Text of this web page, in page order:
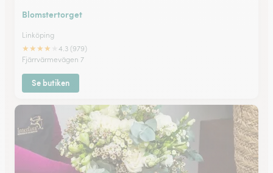
Blomstertorget
Linköping
★★★★
4.3 (979)
Fjärrvärmevägen 7
Se butiken